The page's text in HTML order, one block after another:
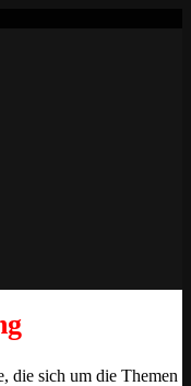
die sich um die Themen